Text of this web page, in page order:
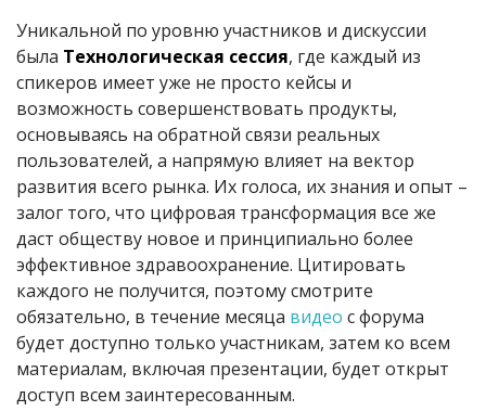
Уникальной по уровню участников и дискуссии
была Технологическая сессия, где каждый из
спикеров имеет уже не просто кейсы и
возможность совершенствовать продукты,
основываясь на обратной связи реальных
пользователей, а напрямую влияет на вектор
развития всего рынка. Их голоса, их знания и опыт –
залог того, что цифровая трансформация все же
даст обществу новое и принципиально более
эффективное здравоохранение. Цитировать
каждого не получится, поэтому смотрите
обязательно, в течение месяца видео с форума
будет доступно только участникам, затем ко всем
материалам, включая презентации, будет открыт
доступ всем заинтересованным.